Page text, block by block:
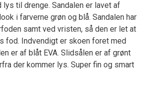
lys til drenge. Sandalen er lavet af
i farverne grøn og blå. Sandalen har
samt ved vristen, så den er let at
fod. Indvendigt er skoen foret med
er af blåt EVA. Slidsålen er af grønt
der kommer lys. Super fin og smart